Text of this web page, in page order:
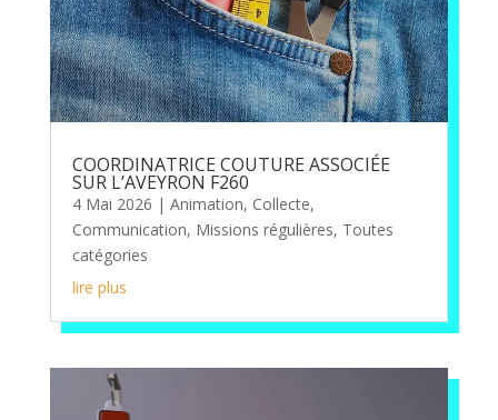
COORDINATRICE COUTURE ASSOCIÉE
SUR L’AVEYRON F260
4 Mai 2026 | Animation, Collecte,
Communication, Missions régulières, Toutes
catégories
lire plus